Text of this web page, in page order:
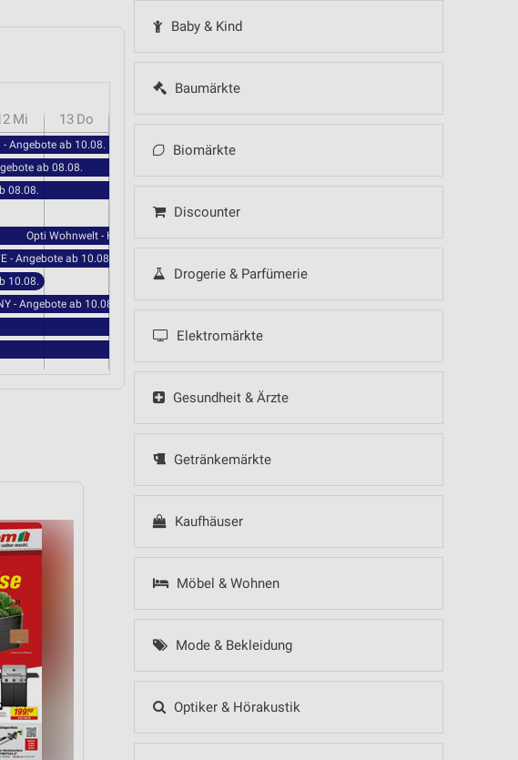
Baby & Kind
Baumärkte
Biomärkte
Discounter
Drogerie & Parfümerie
Elektromärkte
Gesundheit & Ärzte
Getränkemärkte
Kaufhäuser
Möbel & Wohnen
Mode & Bekleidung
Optiker & Hörakustik
Mi 13 Do
- Angebote ab 10.08.
ab 08.08.
08.08.
Opti Wohnwelt - Hot Sommer Sale
- Angebote ab 10.08.
10.08.
- Angebote ab 10.08.